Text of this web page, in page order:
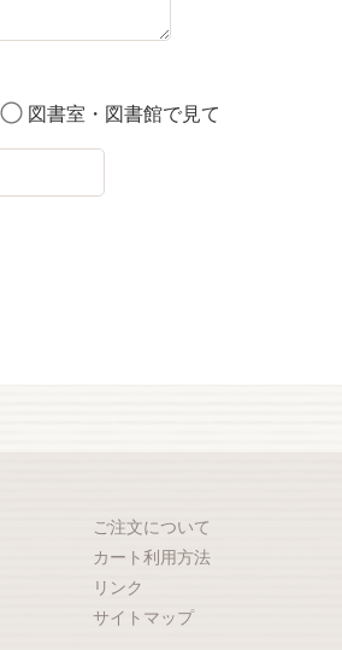
図書室・図書館で見て
ご注文について
カート利用方法
リンク
サイトマップ